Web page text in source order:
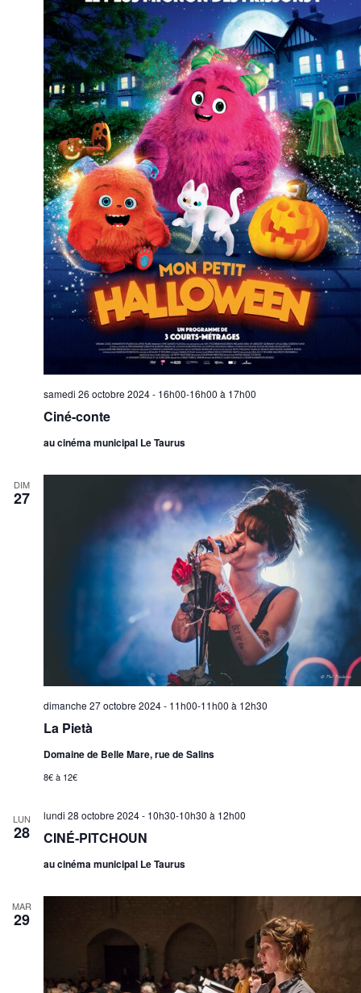
Ciné-conte
samedi 26 octobre 2024 - 16h00-16h00 à 17h00
au cinéma municipal Le Taurus
DIM
27
La Pietà
dimanche 27 octobre 2024 - 11h00-11h00 à 12h30
Domaine de Belle Mare, rue de Salins
8€ à 12€
LUN
28 CINÉ-PITCHOUN
lundi 28 octobre 2024 - 10h30-10h30 à 12h00
au cinéma municipal Le Taurus
MAR
29